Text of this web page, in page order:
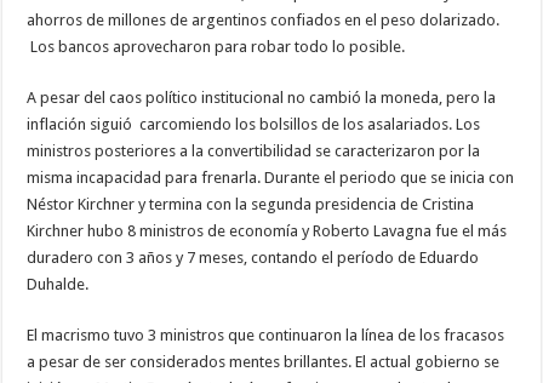
ahorros de millones de argentinos confiados en el peso dolarizado.
Los bancos aprovecharon para robar todo lo posible.
A pesar del caos político institucional no cambió la moneda, pero la
inflación siguió carcomiendo los bolsillos de los asalariados. Los
ministros posteriores a la convertibilidad se caracterizaron por la
misma incapacidad para frenarla. Durante el periodo que se inicia con
Néstor Kirchner y termina con la segunda presidencia de Cristina
Kirchner hubo 8 ministros de economía y Roberto Lavagna fue el más
duradero con 3 años y 7 meses, contando el período de Eduardo
Duhalde.
El macrismo tuvo 3 ministros que continuaron la línea de los fracasos
a pesar de ser considerados mentes brillantes. El actual gobierno se